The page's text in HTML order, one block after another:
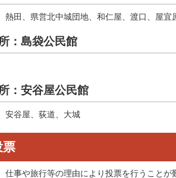
熱田、県営北中城団地、和仁屋、渡口、屋宜
：島袋公民館
：安谷屋公民館
安谷屋、荻道、大城
票
仕事や旅行等の理由により投票を行うこと